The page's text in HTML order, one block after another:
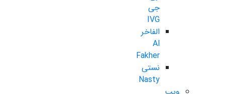
جی
IVG
الفاخر
Al
Fakher
نستی
Nasty